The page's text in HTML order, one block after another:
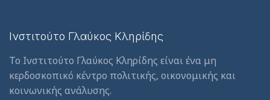
Ινστιτούτο Γλαύκος Κληρίδης
Το Ινστιτούτο Γλαύκος Κληρίδης είναι ένα μη
κερδοσκοπικό κέντρο πολιτικής, οικονομικής και
κοινωνικής ανάλυσης.